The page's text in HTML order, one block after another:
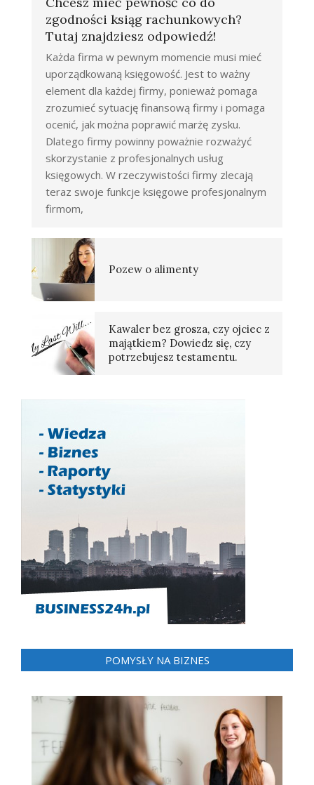
zgodności ksiąg rachunkowych?
Tutaj znajdziesz odpowiedź!
Każda firma w pewnym momencie musi mieć
uporządkowaną księgowość. Jest to ważny
element dla każdej firmy, ponieważ pomaga
zrozumieć sytuację finansową firmy i pomaga
ocenić, jak można poprawić marżę zysku.
Dlatego firmy powinny poważnie rozważyć
skorzystanie z profesjonalnych usług
księgowych. W rzeczywistości firmy zlecają
teraz swoje funkcje księgowe profesjonalnym
firmom,
Pozew o alimenty
Kawaler bez grosza, czy ojciec z
majątkiem? Dowiedz się, czy
potrzebujesz testamentu.
POMYSŁY NA BIZNES